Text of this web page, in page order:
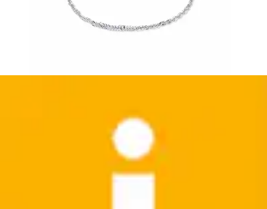
Fußkette mit Anhänger »in Layer Look« 2 reihiges
Fußkettchen mit muschelförmige Anhänger
17,99 €